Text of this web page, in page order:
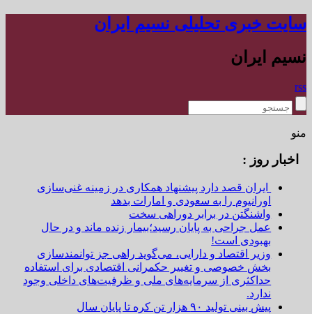
سایت خبری تحلیلی نسیم ایران
نسیم ایران
rss
منو
اخبار روز :
ایران قصد دارد پیشنهاد همکاری در زمینه غنی‌سازی
اورانیوم را به سعودی و امارات بدهد
واشنگتن در برابر دوراهی سخت
عمل جراحی به پایان رسید؛بیمار زنده ماند و در حال
بهبودی است!
وزیر اقتصاد و دارایی، می‌گوید راهی جز توانمندسازی
بخش خصوصی و تغییر حکمرانی اقتصادی برای استفاده
حداکثری از سرمایه‌های ملی و ظرفیت‌های داخلی وجود
ندارد.
پیش بینی تولید ۹۰ هزار تن کره تا پایان سال